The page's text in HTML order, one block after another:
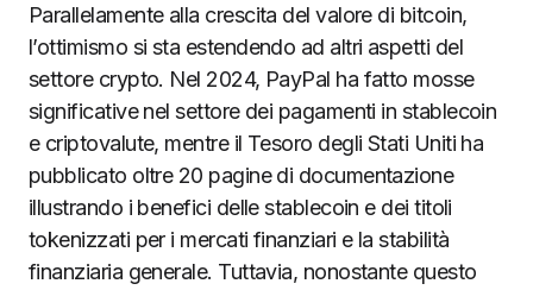
Parallelamente alla crescita del valore di bitcoin,
l’ottimismo si sta estendendo ad altri aspetti del
settore crypto. Nel 2024, PayPal ha fatto mosse
significative nel settore dei pagamenti in stablecoin
e criptovalute, mentre il Tesoro degli Stati Uniti ha
pubblicato oltre 20 pagine di documentazione
illustrando i benefici delle stablecoin e dei titoli
tokenizzati per i mercati finanziari e la stabilità
finanziaria generale. Tuttavia, nonostante questo